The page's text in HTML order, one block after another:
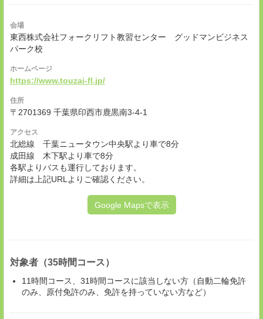
会場
東西株式会社フォークリフト教習センター グッドマンビジネス
パーク校
ホームページ
https://www.touzai-fl.jp/
住所
〒2701369 千葉県印西市鹿黒南3-4-1
アクセス
北総線 千葉ニュータウン中央駅より車で8分
成田線 木下駅より車で8分
各駅よりバスも運行しております。
詳細は上記URLよりご確認ください。
Google Mapsで表示
対象者（35時間コース）
11時間コース、31時間コースに該当しない方（自動二輪免許
のみ、原付免許のみ、免許を持っていない方など）